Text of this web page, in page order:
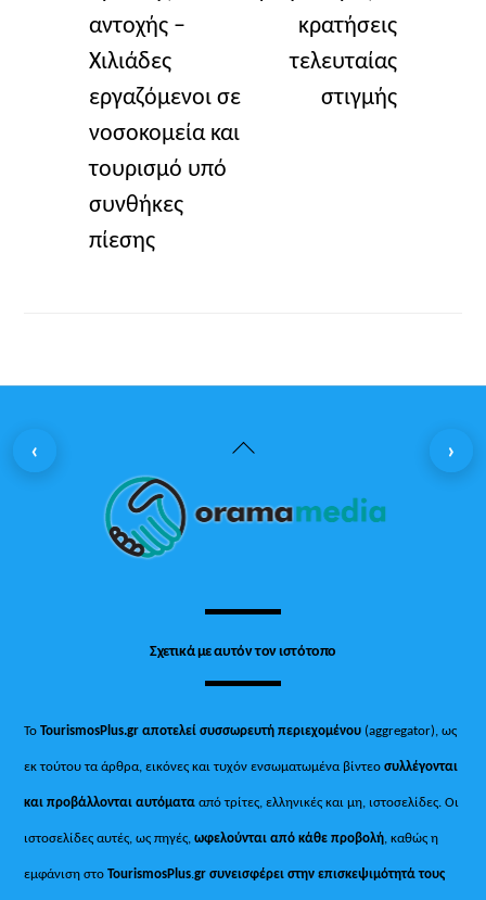
αντοχής –
Χιλιάδες
εργαζόμενοι σε
νοσοκομεία και
τουρισμό υπό
συνθήκες
πίεσης
κρατήσεις
τελευταίας
στιγμής
Back
Top
Σχετικά με αυτόν τον ιστότοπο
ΤοTourismosPlus.gr αποτελεί συσσωρευτή περιεχομένου (aggregator), ως
εκ τούτου τα άρθρα, εικόνες και τυχόν ενσωματωμένα βίντεοσυλλέγονται
και προβάλλονται αυτόματααπό τρίτες, ελληνικές και μη, ιστοσελίδες. Οι
ιστοσελίδες αυτές, ως πηγές,ωφελούνται από κάθε προβολή, καθώς η
εμφάνιση στοTourismosPlus.gr συνεισφέρει στην επισκεψιμότητά τους
‹ ›